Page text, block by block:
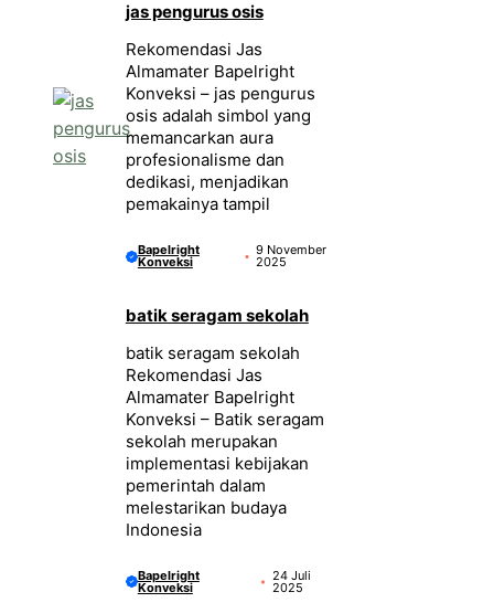
jas pengurus osis
Rekomendasi Jas
Almamater Bapelright
Konveksi – jas pengurus
osis adalah simbol yang
memancarkan aura
profesionalisme dan
dedikasi, menjadikan
pemakainya tampil
Bapelright
Konveksi
9 November
2025
batik seragam sekolah
batik seragam sekolah
Rekomendasi Jas
Almamater Bapelright
Konveksi – Batik seragam
sekolah merupakan
implementasi kebijakan
pemerintah dalam
melestarikan budaya
Indonesia
Bapelright
Konveksi
24 Juli
2025